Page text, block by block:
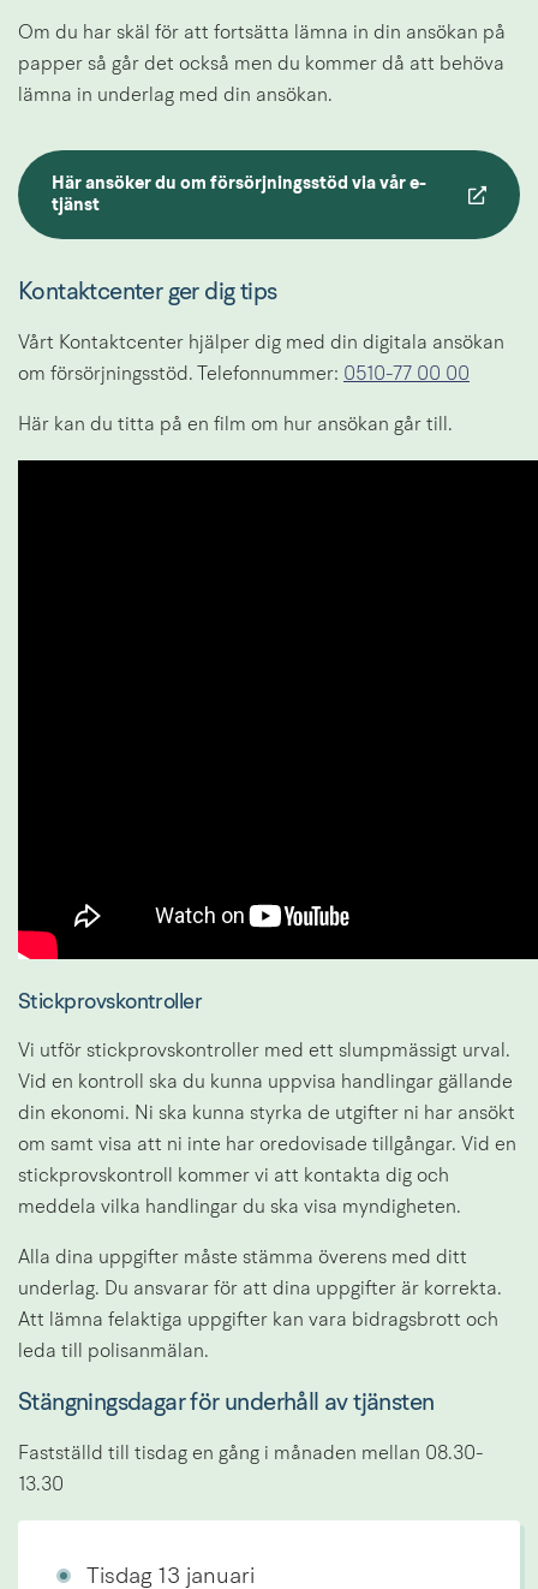
Om du har skäl för att fortsätta lämna in din ansökan på
papper så går det också men du kommer då att behöva
lämna in underlag med din ansökan.
Här ansöker du om försörjningsstöd via vår e-
tjänst
Länk till annan webbplats.
Kontaktcenter ger dig tips
Vårt Kontaktcenter hjälper dig med din digitala ansökan
om försörjningsstöd. Telefonnummer: 0510-77 00 00
Här kan du titta på en film om hur ansökan går till.
Stickprovskontroller
Vi utför stickprovskontroller med ett slumpmässigt urval.
Vid en kontroll ska du kunna uppvisa handlingar gällande
din ekonomi. Ni ska kunna styrka de utgifter ni har ansökt
om samt visa att ni inte har oredovisade tillgångar. Vid en
stickprovskontroll kommer vi att kontakta dig och
meddela vilka handlingar du ska visa myndigheten.
Alla dina uppgifter måste stämma överens med ditt
underlag. Du ansvarar för att dina uppgifter är korrekta.
Att lämna felaktiga uppgifter kan vara bidragsbrott och
leda till polisanmälan.
Stängningsdagar för underhåll av tjänsten
Fastställd till tisdag en gång i månaden mellan 08.30-
13.30
Tisdag 13 januari